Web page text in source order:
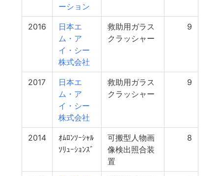
ーション
2016
日本エ
ム・ア
イ・シー
株式会社
救助用ガラス
クラッシャー
9
2017
日本エ
ム・ア
イ・シー
株式会社
救助用ガラス
クラッシャー
9
2014
ｵﾑﾛﾝｿｰｼｬﾙ
ｿﾘｭｰｼｮﾝｽﾞ
可搬型人物画
像検出照合装
置
8